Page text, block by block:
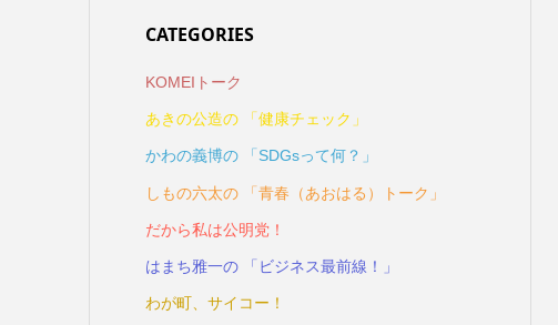
CATEGORIES
KOMEIトーク
あきの公造の 「健康チェック」
かわの義博の 「SDGsって何？」
しもの六太の 「青春（あおはる）トーク」
だから私は公明党！
はまち雅一の 「ビジネス最前線！」
わが町、サイコー！